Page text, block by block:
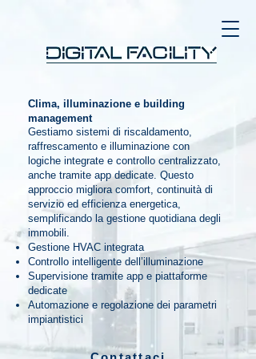
Clima, illuminazione e building
management
Gestiamo sistemi di riscaldamento,
raffrescamento e illuminazione con
logiche integrate e controllo centralizzato,
anche tramite app dedicate. Questo
approccio migliora comfort, continuità di
servizio ed efficienza energetica,
semplificando la gestione quotidiana degli
immobili.
Gestione HVAC integrata
Controllo intelligente dell’illuminazione
Supervisione tramite app e piattaforme
dedicate
Automazione e regolazione dei parametri
impiantistici